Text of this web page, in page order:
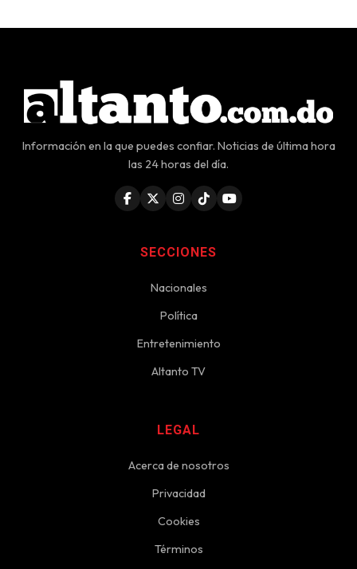
Información en la que puedes confiar. Noticias de última hora
las 24 horas del día.
SECCIONES
Nacionales
Política
Entretenimiento
Altanto TV
LEGAL
Acerca de nosotros
Privacidad
Cookies
Términos